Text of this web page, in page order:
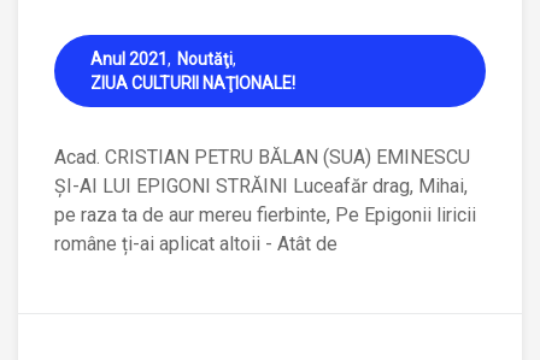
Anul 2021
Noutăţi
ZIUA CULTURII NAŢIONALE!
Acad. CRISTIAN PETRU BĂLAN (SUA) EMINESCU
ȘI-AI LUI EPIGONI STRĂINI Luceafăr drag, Mihai,
pe raza ta de aur mereu fierbinte, Pe Epigonii liricii
române ți-ai aplicat altoii - Atât de